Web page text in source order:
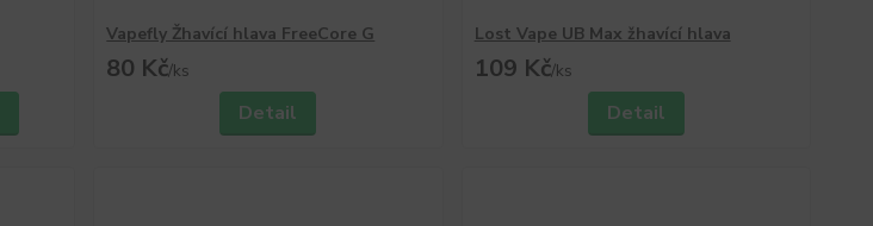
Vapefly Žhavící hlava FreeCore G
80 Kč/ks
Detail
Lost Vape UB Max žhavící hlava
109 Kč/ks
Detail